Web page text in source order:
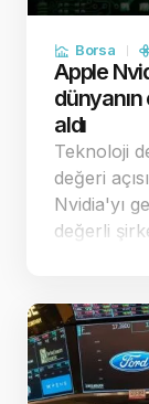
Borsa
Apple
dünyanın
aldı
Teknoloji
değeri
Nvidia'yı
değerli
pozi…